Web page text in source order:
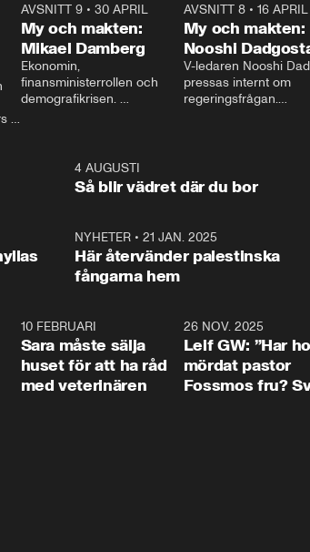
AVSNITT 9• 30 APRIL
My och makten:
Mikael Damberg
Ekonomin,
finansministerrollen och
demografikrisen.
och Makten.
AVSNITT 8• 16 APRIL
My och makten:
Nooshi
V-ledaren Nooshi
pressas internt om
regeringsfrågan.
– Vi ställer upp i val.
vara med så sitter vi
1:064 AUGUSTI
Så blir vädret där du bor
NYHETER •21 JAN. 2025
Här återvänder palestinska
fångarna hem
10 FEBRUARI
Sara måste sälja
huset för att ha råd
med veterinären
26 NOV. 2025
Leif GW: ”Har
mördat pastor
Fossmos fru?